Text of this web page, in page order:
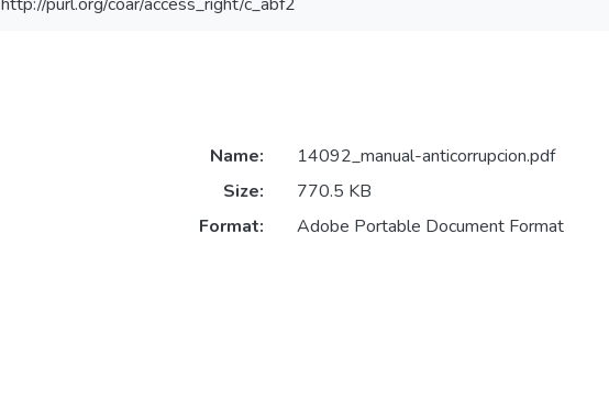
Name:
14092_manual-anticorrupcion.pdf
Size:
770.5 KB
Format:
Adobe Portable Document Format